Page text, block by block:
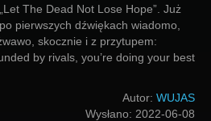
„Let The Dead Not Lose Hope”. Już
po pierwszych dźwiękach wiadomo,
skocznie i z przytupem:
by rivals, you’re doing your best
Autor: WUJAS
Wysłano: 2022-06-08